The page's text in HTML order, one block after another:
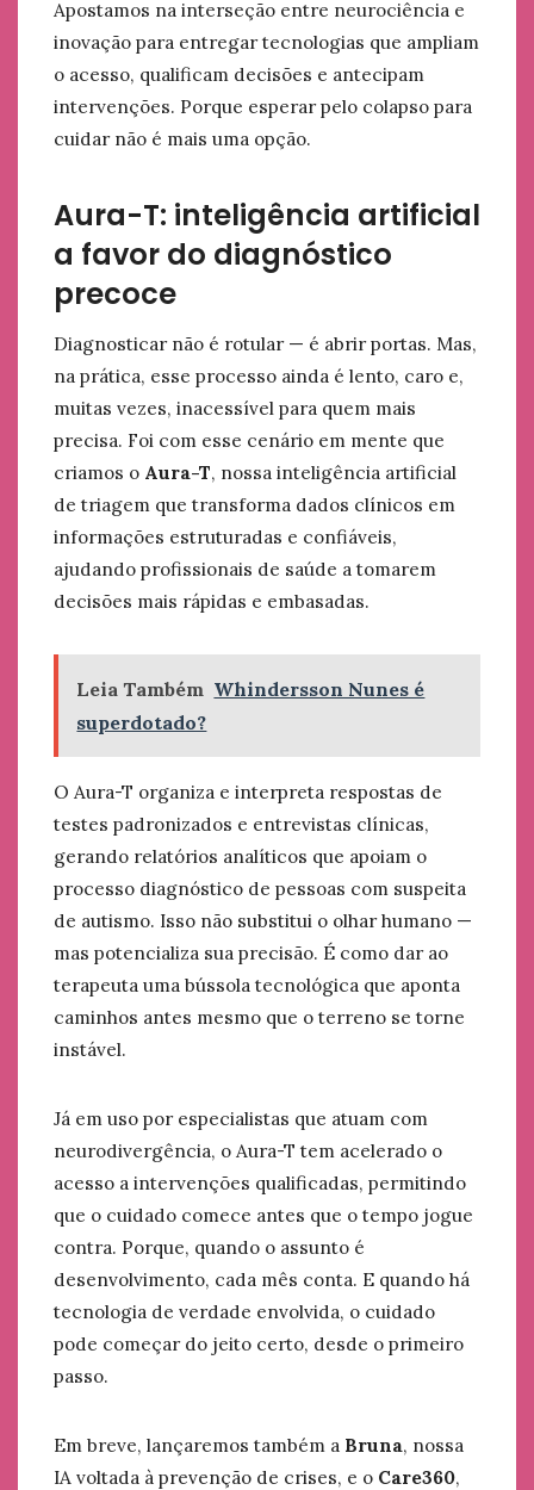
Apostamos na interseção entre neurociência e
inovação para entregar tecnologias que ampliam
o acesso, qualificam decisões e antecipam
intervenções. Porque esperar pelo colapso para
cuidar não é mais uma opção.
Aura-T: inteligência artificial
a favor do diagnóstico
precoce
Diagnosticar não é rotular — é abrir portas. Mas,
na prática, esse processo ainda é lento, caro e,
muitas vezes, inacessível para quem mais
precisa. Foi com esse cenário em mente que
criamos o Aura-T, nossa inteligência artificial
de triagem que transforma dados clínicos em
informações estruturadas e confiáveis,
ajudando profissionais de saúde a tomarem
decisões mais rápidas e embasadas.
Leia Também Whindersson Nunes é
superdotado?
O Aura-T organiza e interpreta respostas de
testes padronizados e entrevistas clínicas,
gerando relatórios analíticos que apoiam o
processo diagnóstico de pessoas com suspeita
de autismo. Isso não substitui o olhar humano —
mas potencializa sua precisão. É como dar ao
terapeuta uma bússola tecnológica que aponta
caminhos antes mesmo que o terreno se torne
instável.
Já em uso por especialistas que atuam com
neurodivergência, o Aura-T tem acelerado o
acesso a intervenções qualificadas, permitindo
que o cuidado comece antes que o tempo jogue
contra. Porque, quando o assunto é
desenvolvimento, cada mês conta. E quando há
tecnologia de verdade envolvida, o cuidado
pode começar do jeito certo, desde o primeiro
passo.
Em breve, lançaremos também a Bruna, nossa
IA voltada à prevenção de crises, e o Care360,